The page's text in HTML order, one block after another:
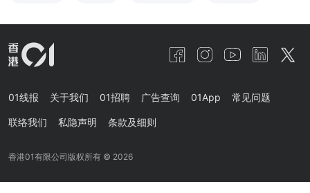
01线报 关于我们 01招聘 广告查询 01App 常见问题
联络我们 私隐声明 条款及细则
香港01有限公司版权所有 © 2026